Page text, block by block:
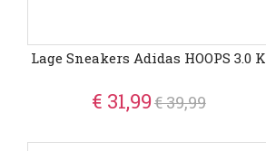
Lage Sneakers Adidas HOOPS 3.0 K
€ 31,99€ 39,99